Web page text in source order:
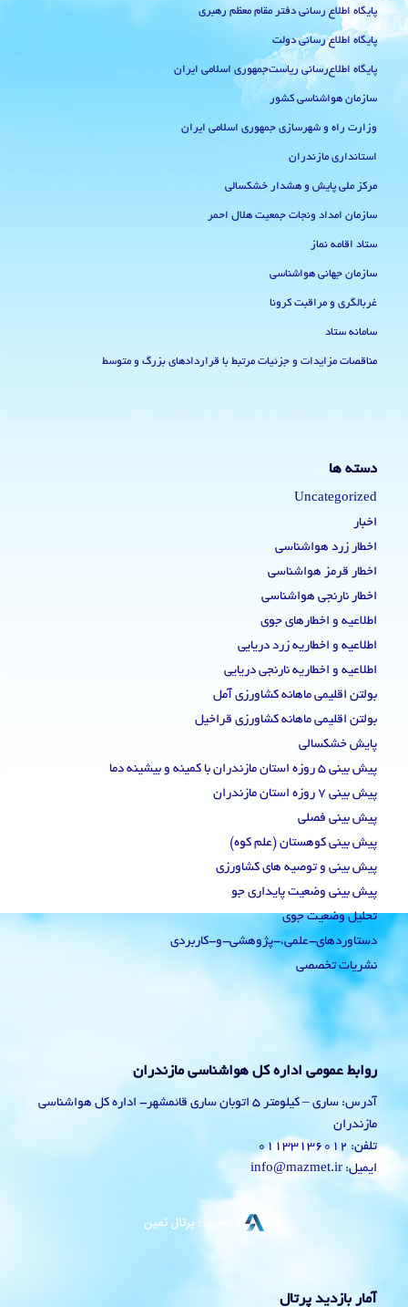
پایگاه اطلاع رسانی دفتر مقام معظم رهبری
پایگاه اطلاع رسانی دولت
پایگاه اطلاع‌رسانی ریاست‌جمهوری اسلامی ایران
سازمان هواشناسی کشور
وزارت راه و شهرسازی جمهوری اسلامی ایران
استانداری مازندران
مرکز ملی پایش و هشدار خشکسالی
سازمان امداد ونجات جمعیت هلال احمر
ستاد اقامه نماز
سازمان جهانی هواشناسی
غربالگری و مراقبت کرونا
سامانه ستاد
مناقصات مزایدات و جزئیات مرتبط با قراردادهای بزرگ و متوسط
دسته ها
Uncategorized
اخبار
اخطار زرد هواشناسی
اخطار قرمز هواشناسی
اخطار نارنجی هواشناسی
اطلاعیه و اخطارهای جوی
اطلاعیه و اخطاریه زرد دریایی
اطلاعیه و اخطاریه نارنجی دریایی
بولتن اقلیمی ماهانه کشاورزی آمل
بولتن اقلیمی ماهانه کشاورزی قراخیل
پایش خشکسالی
پیش بینی 5 روزه استان مازندران با کمینه و بیشینه دما
پیش بینی 7 روزه استان مازندران
پیش بینی فصلی
پیش بینی کوهستان (علم کوه)
پیش بینی و توصیه های کشاورزی
پیش بینی وضعیت پایداری جو
تحلیل وضعیت جوی
دستاوردهای-علمی،-پژوهشی-و-کاربردی
نشریات تخصصی
روابط عمومی اداره کل هواشناسی مازندران
آدرس: ساری – کیلومتر 5 اتوبان ساری قائمشهر- اداره کل هواشناسی
مازندران
تلفن: 01133136012
ایمیل: info@mazmet.ir
آمار بازدید پرتال